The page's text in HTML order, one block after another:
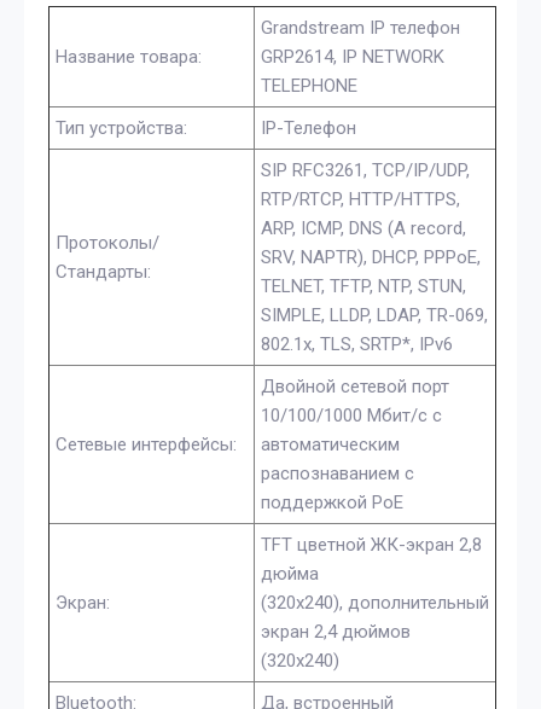
Название товара:
Grandstream IP телефон
GRP2614, IP NETWORK
TELEPHONE
Тип устройства:
IP-Телефон
Протоколы/
Стандарты:
SIP RFC3261, TCP/IP/UDP,
RTP/RTCP, HTTP/HTTPS,
ARP, ICMP, DNS (A record,
SRV, NAPTR), DHCP, PPPoE,
TELNET, TFTP, NTP, STUN,
SIMPLE, LLDP, LDAP, TR-069,
802.1x, TLS, SRTP*, IPv6
Сетевые интерфейсы:
Двойной сетевой порт
10/100/1000 Мбит/с с
автоматическим
распознаванием с
поддержкой PoE
Экран:
TFT цветной ЖК-экран 2,8
дюйма
(320x240), дополнительный
экран 2,4 дюймов
(320x240)
Bluetooth:
Да, встроенный